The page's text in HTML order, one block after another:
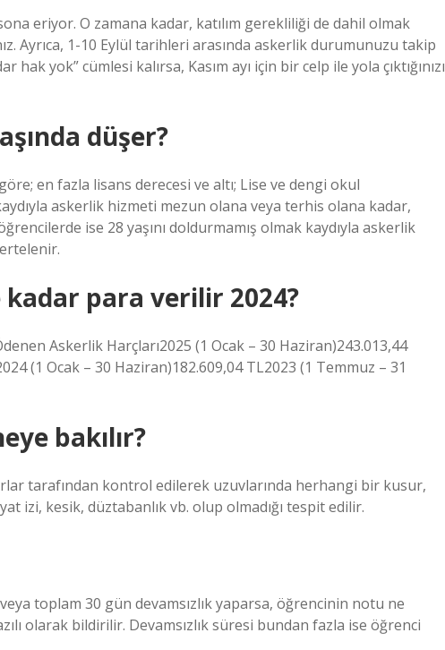
eriyor. O zamana kadar, katılım gerekliliği de dahil olmak
Ayrıca, 1-10 Eylül tarihleri ​​arasında askerlik durumunuzu takip
yok” cümlesi kalırsa, Kasım ayı için bir celp ile yola çıktığınızı
düşer?
en fazla lisans derecesi ve altı; Lise ve dengi okul
askerlik hizmeti mezun olana veya terhis olana kadar,
ise 28 yaşını doldurmamış olmak kaydıyla askerlik
para verilir 2024?
Askerlik Harçları2025 (1 Ocak – 30 Haziran)243.013,44
(1 Ocak – 30 Haziran)182.609,04 TL2023 (1 Temmuz – 31
bakılır?
tarafından kontrol edilerek uzuvlarında herhangi bir kusur,
izi, kesik, düztabanlık vb. olup olmadığı tespit edilir.
toplam 30 gün devamsızlık yaparsa, öğrencinin notu ne
olarak bildirilir. Devamsızlık süresi bundan fazla ise öğrenci